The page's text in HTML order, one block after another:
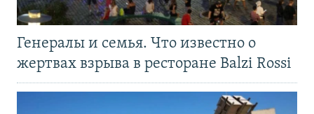
Генералы и семья. Что известно о
жертвах взрыва в ресторане Balzi Rossi